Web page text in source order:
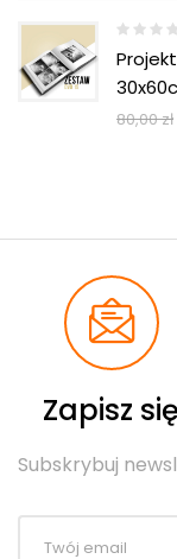
80,00zł
Zapisz się
Subskrybuj